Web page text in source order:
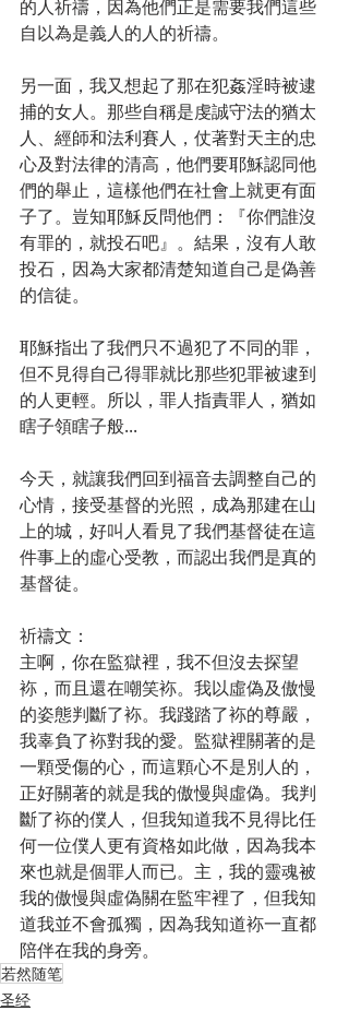
的人祈禱，因為他們正是需要我們這些
自以為是義人的人的祈禱。
另一面，我又想起了那在犯姦淫時被逮
捕的女人。那些自稱是虔誠守法的猶太
人、經師和法利賽人，仗著對天主的忠
心及對法律的清高，他們要耶穌認同他
們的舉止，這樣他們在社會上就更有面
子了。豈知耶穌反問他們：『你們誰沒
有罪的，就投石吧』。結果，沒有人敢
投石，因為大家都清楚知道自己是偽善
的信徒。
耶穌指出了我們只不過犯了不同的罪，
但不見得自己得罪就比那些犯罪被逮到
的人更輕。所以，罪人指責罪人，猶如
瞎子領瞎子般...
今天，就讓我們回到福音去調整自己的
心情，接受基督的光照，成為那建在山
上的城，好叫人看見了我們基督徒在這
件事上的虛心受教，而認出我們是真的
基督徒。
祈禱文：
主啊，你在監獄裡，我不但沒去探望
袮，而且還在嘲笑袮。我以虛偽及傲慢
的姿態判斷了袮。我踐踏了袮的尊嚴，
我辜負了袮對我的愛。監獄裡關著的是
一顆受傷的心，而這顆心不是別人的，
正好關著的就是我的傲慢與虛偽。我判
斷了袮的僕人，但我知道我不見得比任
何一位僕人更有資格如此做，因為我本
來也就是個罪人而已。主，我的靈魂被
我的傲慢與虛偽關在監牢裡了，但我知
道我並不會孤獨，因為我知道袮一直都
陪伴在我的身旁。
若然随笔
圣经